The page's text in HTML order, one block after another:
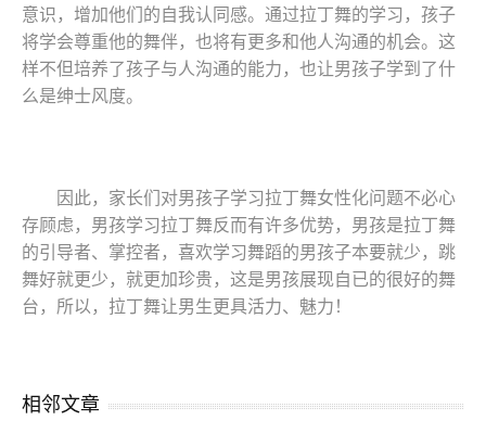
意识，增加他们的自我认同感。通过拉丁舞的学习，孩子
将学会尊重他的舞伴，也将有更多和他人沟通的机会。这
样不但培养了孩子与人沟通的能力，也让男孩子学到了什
么是绅士风度。
因此，家长们对男孩子学习拉丁舞女性化问题不必心
存顾虑，男孩学习拉丁舞反而有许多优势，男孩是拉丁舞
的引导者、掌控者，喜欢学习舞蹈的男孩子本要就少，跳
舞好就更少，就更加珍贵，这是男孩展现自已的很好的舞
台，所以，拉丁舞让男生更具活力、魅力！
相邻文章